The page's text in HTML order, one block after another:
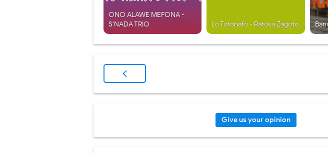
ONO ALAWE MEFONA -
S'NADA TRIO
Lo Totonafo - Ratosa Zagoto
Give us your opinion